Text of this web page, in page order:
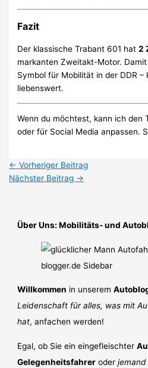
Fazit
Der klassische Trabant 601 hat2
markanten Zweitakt-Motor.
Symbol für Mobilität in der DDR –
liebenswert.
Wenn du möchtest, kann ich den
oder für Social Media anpassen.
← Vorheriger Beitrag
Nächster Beitrag →
Über Uns: Mobilitäts- und
Willkommen in unserem
Leidenschaft für alles, was mit
hat, anfachen werden!
Egal, ob Sie ein eingefleischter
Gelegenheitsfahrer oder